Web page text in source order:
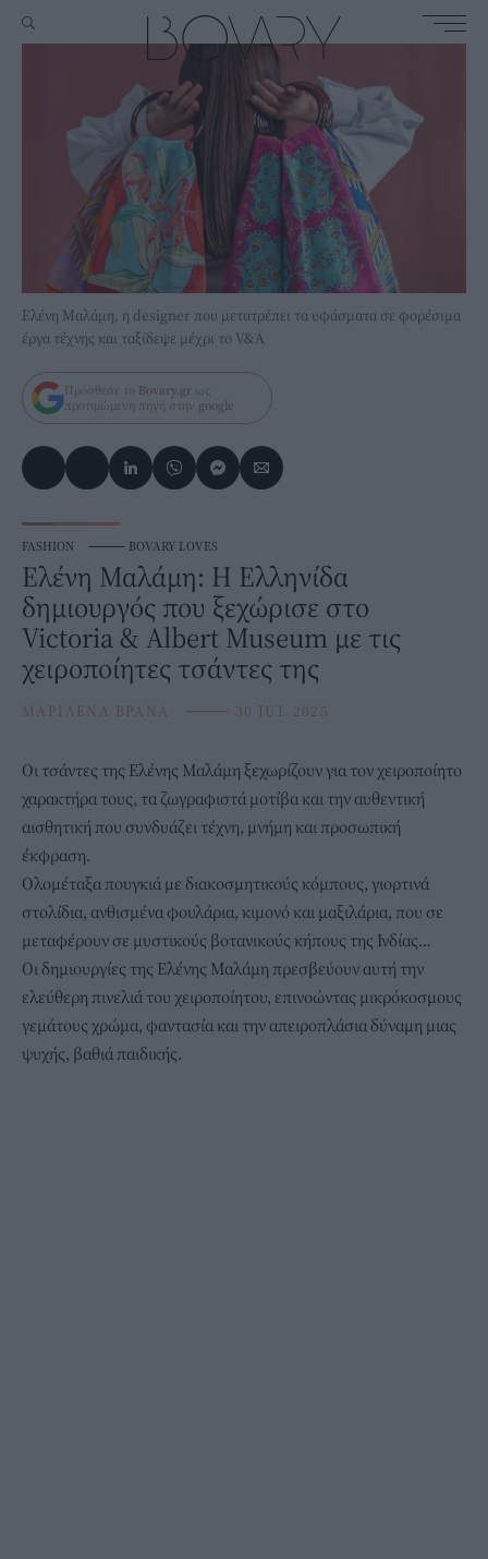
Ελένη Μαλάμη, η designer που μετατρέπει τα υφάσματα σε φορέσιμα
έργα τέχνης και ταξίδεψε μέχρι το V&A
Πρόσθεσε το Bovary.gr ως
προτιμώμενη πηγή στην google
FASHION ⸻ BOVARY LOVES
Ελένη Μαλάμη: Η Ελληνίδα
δημιουργός που ξεχώρισε στο
Victoria & Albert Museum με τις
χειροποίητες τσάντες της
ΜΑΡΙΛΕΝΑ ΒΡΑΝΑ ⸻ 30 JUL 2025
Οιτσάντες της Ελένης Μαλάμη ξεχωρίζουν για τον χειροποίητο
χαρακτήρα τους, τα ζωγραφιστά μοτίβα και την αυθεντική
αισθητική που συνδυάζει τέχνη, μνήμη και προσωπική
έκφραση.
Ολομέταξα πουγκιά με διακοσμητικούς κόμπους, γιορτινά
στολίδια, ανθισμένα φουλάρια, κιμονό και μαξιλάρια, που σε
μεταφέρουν σε μυστικούς βοτανικούς κήπους της Ινδίας…
Οι δημιουργίες της Ελένης Μαλάμη πρεσβεύουν αυτή την
ελεύθερη πινελιά του χειροποίητου, επινοώντας μικρόκοσμους
γεμάτους χρώμα, φαντασία και την απειροπλάσια δύναμη μιας
ψυχής, βαθιά παιδικής.